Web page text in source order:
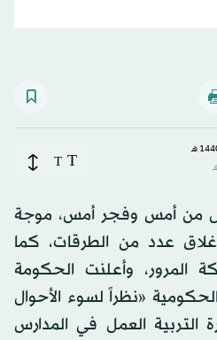
T
T
من أمس وفجر أمس، موجة
عدد من الطرقات، كما
وأعلنت الحكومة
«نظراً لسوء الأحوال
التربية العمل في المدارس